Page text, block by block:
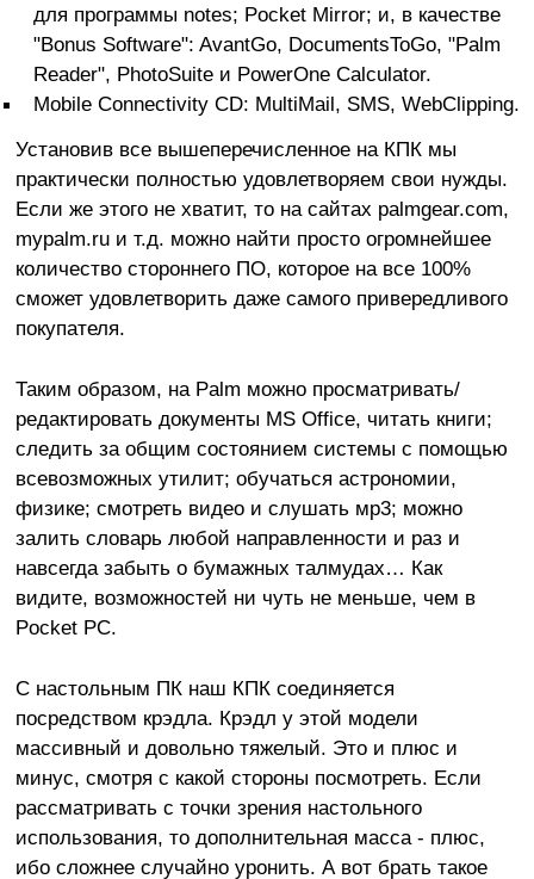
для программы notes; Pocket Mirror; и, в качестве
"Bonus Software": AvantGo, DocumentsToGo, "Palm
Reader", PhotoSuite и PowerOne Calculator.
Mobile Connectivity CD: MultiMail, SMS, WebClipping.
Установив все вышеперечисленное на КПК мы
практически полностью удовлетворяем свои нужды.
Если же этого не хватит, то на сайтах palmgear.com,
mypalm.ru и т.д. можно найти просто огромнейшее
количество стороннего ПО, которое на все 100%
сможет удовлетворить даже самого привередливого
покупателя.
Таким образом, на Palm можно просматривать/
редактировать документы MS Office, читать книги;
следить за общим состоянием системы с помощью
всевозможных утилит; обучаться астрономии,
физике; смотреть видео и слушать мр3; можно
залить словарь любой направленности и раз и
навсегда забыть о бумажных талмудах… Как
видите, возможностей ни чуть не меньше, чем в
Pocket PC.
С настольным ПК наш КПК соединяется
посредством крэдла. Крэдл у этой модели
массивный и довольно тяжелый. Это и плюс и
минус, смотря с какой стороны посмотреть. Если
рассматривать с точки зрения настольного
использования, то дополнительная масса - плюс,
ибо сложнее случайно уронить. А вот брать такое